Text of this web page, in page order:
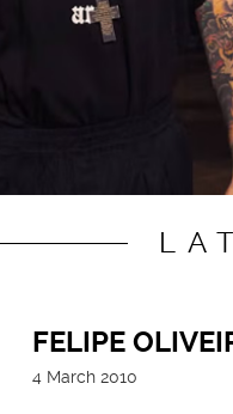
FELIPE
4 March 2010